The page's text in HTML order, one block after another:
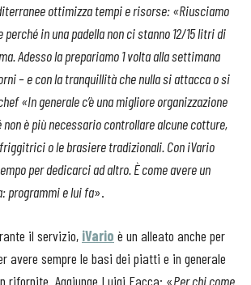
ottimizza tempi e risorse: «Riusciamo
in una padella non ci stanno 12/15 litri di
Adesso la prepariamo 1 volta alla settimana
– e con la tranquillità che nulla si attacca o si
«In generale c’è una migliore organizzazione
non è più necessario controllare alcune cotture,
o le brasiere tradizionali. Con iVario
per dedicarci ad altro. È come avere un
programmi e lui fa».
il servizio, iVario è un alleato anche per
avere sempre le basi dei piatti e in generale
rifornite. Aggiunge Luigi Facca: «Per chi come